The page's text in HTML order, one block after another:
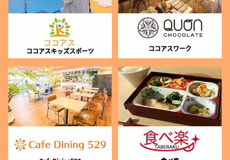
ココアスキッズスポーツ ココアスワーク